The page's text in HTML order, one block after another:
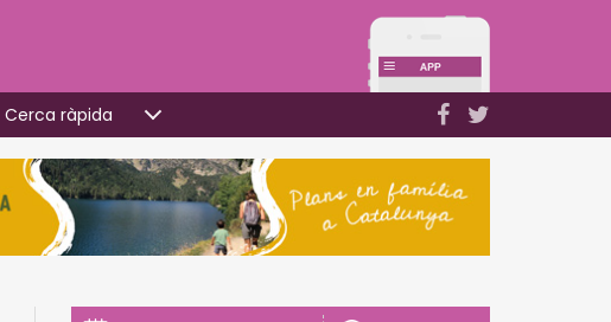
Cerca ràpida